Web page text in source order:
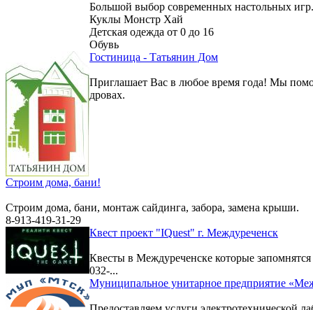
Большой выбор современных настольных игр.
Куклы Монстр Хай
Детская одежда от 0 до 16
Обувь
Гостиница - Татьянин Дом
Приглашает Вас в любое время года! Мы
дровах.
Строим дома, бани!
Строим дома, бани, монтаж сайдинга, забора, замена крыши.
8-913-419-31-29
Квест проект "IQuest" г. Междуреченск
Квесты в Междуреченске которые
032-...
Муниципальное унитарное предприятие